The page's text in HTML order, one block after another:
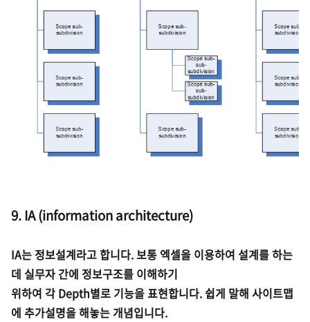
9. IA (information architecture)
IA는 정보설계라고 합니다. 보통 엑셀을 이용하여 설계를 하는
데 실무자 간에 정보구조를 이해하기
위하여 각 Depth별로 기능을 표현합니다. 쉽게 말해 사이트맵
에 추가설명을 해놓는 개념입니다.